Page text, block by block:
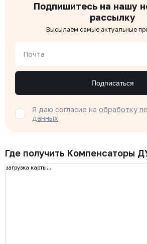
Подпишитесь на нашу
рассылку
Высылаем самые актуальные
Почта
Подписаться
Я даю согласие на обработку
данных
Где получить Компенсаторы
загрузка карты...